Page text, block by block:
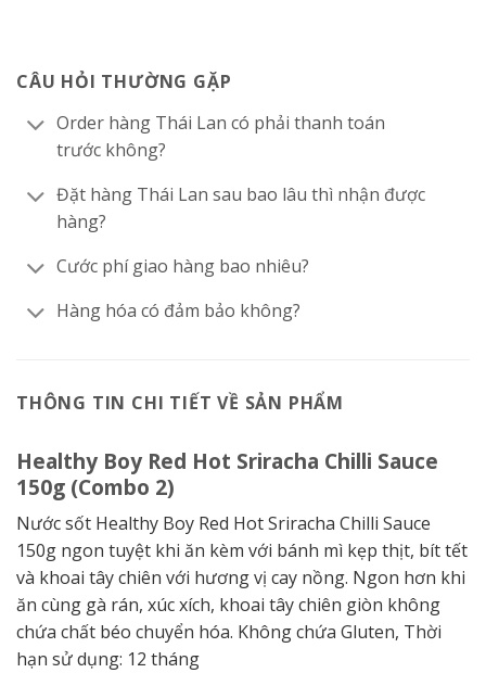
CÂU HỎI THƯỜNG GẶP
Order hàng Thái Lan có phải thanh toán
trước không?
Đặt hàng Thái Lan sau bao lâu thì nhận được
hàng?
Cước phí giao hàng bao nhiêu?
Hàng hóa có đảm bảo không?
THÔNG TIN CHI TIẾT VỀ SẢN PHẨM
Healthy Boy Red Hot Sriracha Chilli Sauce
150g (Combo 2)
Nước sốt Healthy Boy Red Hot Sriracha Chilli Sauce
150g ngon tuyệt khi ăn kèm với bánh mì kẹp thịt, bít tết
và khoai tây chiên với hương vị cay nồng. Ngon hơn khi
ăn cùng gà rán, xúc xích, khoai tây chiên giòn không
chứa chất béo chuyển hóa. Không chứa Gluten, Thời
hạn sử dụng: 12 tháng